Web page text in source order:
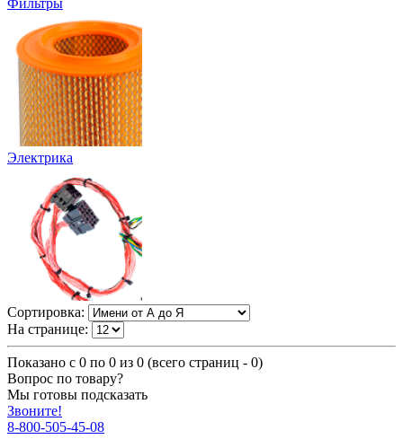
Электрика
Сортировка:
На странице:
Показано с 0 по 0 из 0 (всего страниц - 0)
Вопрос по товару?
Мы готовы подсказать
Звоните!
8-800-505-45-08